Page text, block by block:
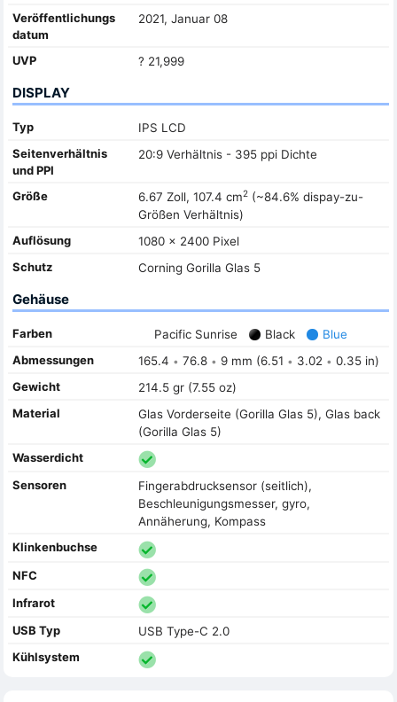
Veröffentlichungs
datum
2021, Januar 08
UVP ? 21,999
DISPLAY
Typ
IPS LCD
Seitenverhältnis
und PPI
20:9 Verhältnis - 395 ppi Dichte
Größe 6.67 Zoll, 107.4 cm2(~84.6% dispay-zu-
Größen Verhältnis)
Auflösung
1080 x 2400 Pixel
Schutz
Corning Gorilla Glas 5
Gehäuse
Farben Pacific Sunrise Black
Blue
Abmessungen
165.4 • 76.8 • 9 mm (6.51 • 3.02 • 0.35 in)
Gewicht
214.5 gr (7.55 oz)
Material
Glas Vorderseite (Gorilla Glas 5), Glas back
(Gorilla Glas 5)
Wasserdicht
Sensoren
Fingerabdrucksensor (seitlich),
Beschleunigungsmesser, gyro,
Annäherung, Kompass
Klinkenbuchse
NFC
Infrarot
USB Typ
USB Type-C 2.0
Kühlsystem